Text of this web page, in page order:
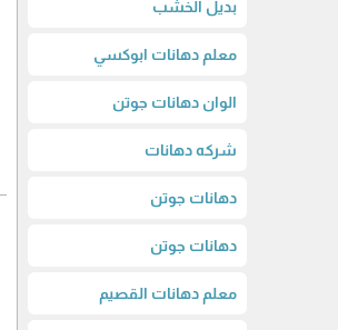
بديل الخشب
معلم دهانات ابوكسي
الوان دهانات جوتن
شركه دهانات
دهانات جوتن
دهانات جوتن
معلم دهانات القصيم